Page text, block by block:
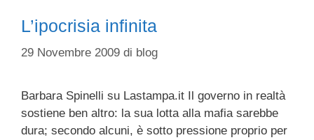
L’ipocrisia infinita
29 Novembre 2009 di blog
Barbara Spinelli su Lastampa.it Il governo in realtà
sostiene ben altro: la sua lotta alla mafia sarebbe
dura; secondo alcuni, è sotto pressione proprio per